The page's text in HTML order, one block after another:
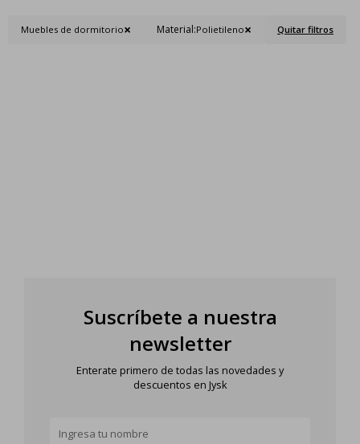
Muebles de dormitorio Material:Polietileno Quitar filtros
Suscríbete a nuestra
newsletter
Enterate primero de todas las novedades y
descuentos en Jysk